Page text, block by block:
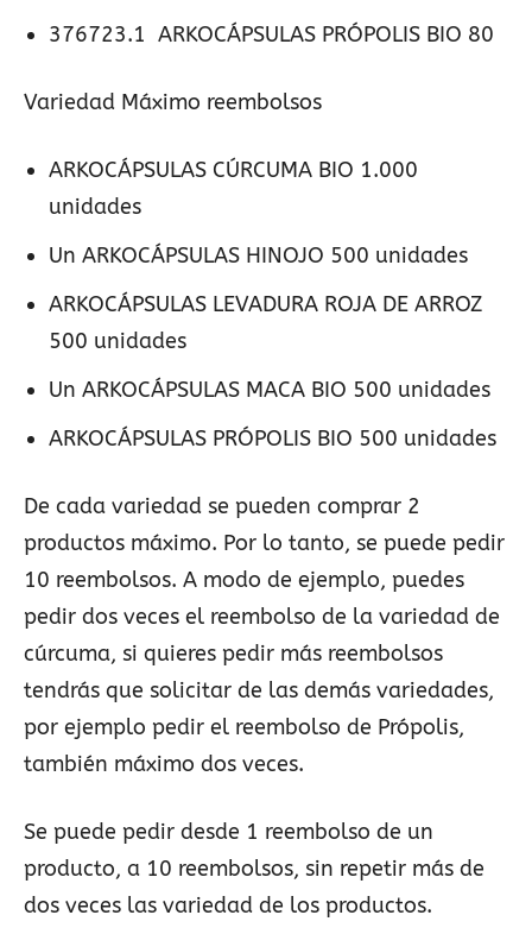
376723.1 ARKOCÁPSULAS PRÓPOLIS BIO 80
Variedad Máximo reembolsos
ARKOCÁPSULAS CÚRCUMA BIO 1.000
unidades
Un ARKOCÁPSULAS HINOJO 500 unidades
ARKOCÁPSULAS LEVADURA ROJA DE ARROZ
500 unidades
Un ARKOCÁPSULAS MACA BIO 500 unidades
ARKOCÁPSULAS PRÓPOLIS BIO 500 unidades
De cada variedad se pueden comprar 2
productos máximo. Por lo tanto, se puede pedir
10 reembolsos. A modo de ejemplo, puedes
pedir dos veces el reembolso de la variedad de
cúrcuma, si quieres pedir más reembolsos
tendrás que solicitar de las demás variedades,
por ejemplo pedir el reembolso de Própolis,
también máximo dos veces.
Se puede pedir desde 1 reembolso de un
producto, a 10 reembolsos, sin repetir más de
dos veces las variedad de los productos.